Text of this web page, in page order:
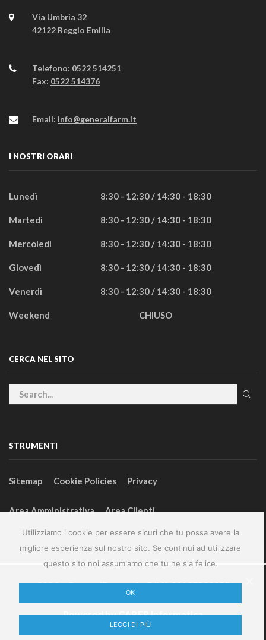
Utilizziamo i cookie per essere sicuri che tu possa avere la
migliore esperienza sul nostro sito. Se continui ad utilizzare
questo sito noi assumiamo che tu ne sia felice.
OK
LEGGI DI PIÙ
Via Umbria 32
42122 Reggio Emilia
Telefono: 0522 514251
Fax: 0522 514376
Email: info@generalfarm.it
I NOSTRI ORARI
Lunedì 8:30 - 12:30 / 14:30 - 18:30
Martedì 8:30 - 12:30 / 14:30 - 18:30
Mercoledì 8:30 - 12:30 / 14:30 - 18:30
Giovedì 8:30 - 12:30 / 14:30 - 18:30
Venerdì 8:30 - 12:30 / 14:30 - 18:30
Weekend CHIUSO
CERCA NEL SITO
STRUMENTI
Sitemap Cookie Policies Privacy
Area Amministrativa Area Clienti
2024 – GeneralFarm srl – P.IVA 00127580355
Powered byCABER Informatica